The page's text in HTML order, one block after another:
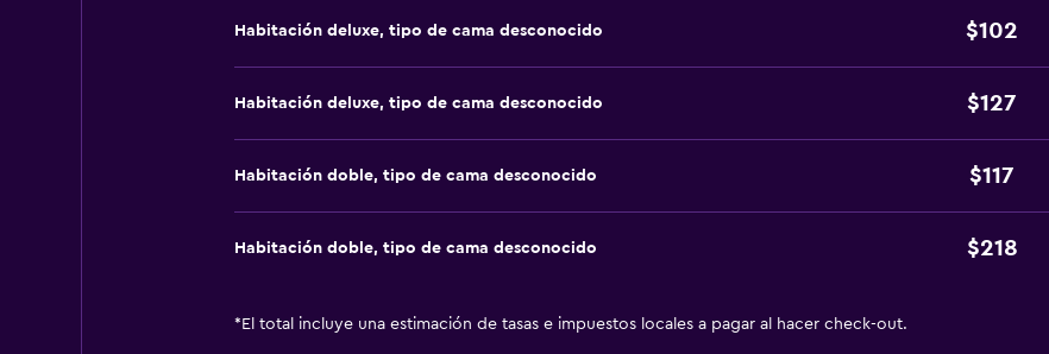
Habitación deluxe, tipo de cama desconocido $102
Habitación deluxe, tipo de cama desconocido $127
Habitación doble, tipo de cama desconocido $117
Habitación doble, tipo de cama desconocido $218
* El total incluye una estimación de tasas e impuestos locales a pagar al hacer check-out.